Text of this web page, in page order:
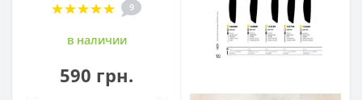
9
в наличии
590 грн.